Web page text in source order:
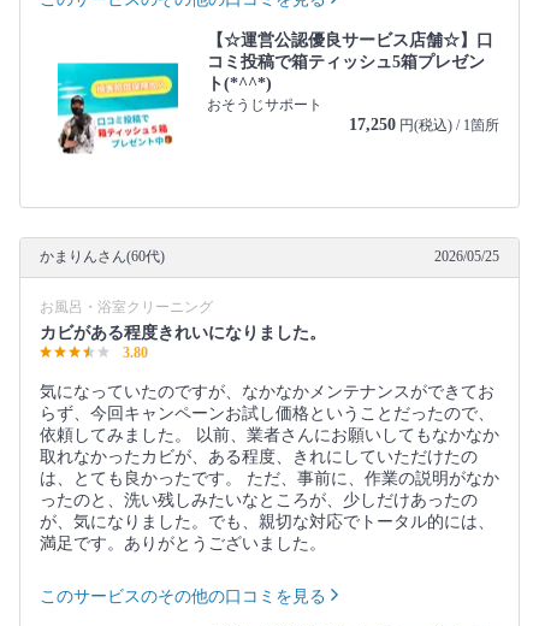
【☆運営公認優良サービス店舗☆】口
コミ投稿で箱ティッシュ5箱プレゼン
ト(*^^*)
おそうじサポート
17,250 円(税込) / 1箇所
かまりんさん(60代) 2026/05/25
お風呂・浴室クリーニング
カビがある程度きれいになりました。
3.80
気になっていたのですが、なかなかメンテナンスができてお
らず、今回キャンペーンお試し価格ということだったので、
依頼してみました。 以前、業者さんにお願いしてもなかなか
取れなかったカビが、ある程度、きれにしていただけたの
は、とても良かったです。 ただ、事前に、作業の説明がなか
ったのと、洗い残しみたいなところが、少しだけあったの
が、気になりました。でも、親切な対応でトータル的には、
満足です。ありがとうございました。
このサービスのその他の口コミを見る